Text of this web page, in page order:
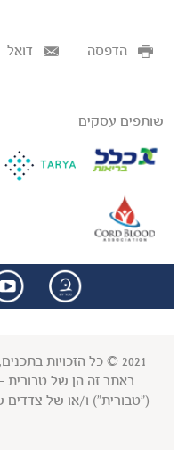
הדפסה דואל
שותפים עסקים
2021 © כל הזכויות
באתר זה הן של טבורית
("טבורית") ו/או של צדדים